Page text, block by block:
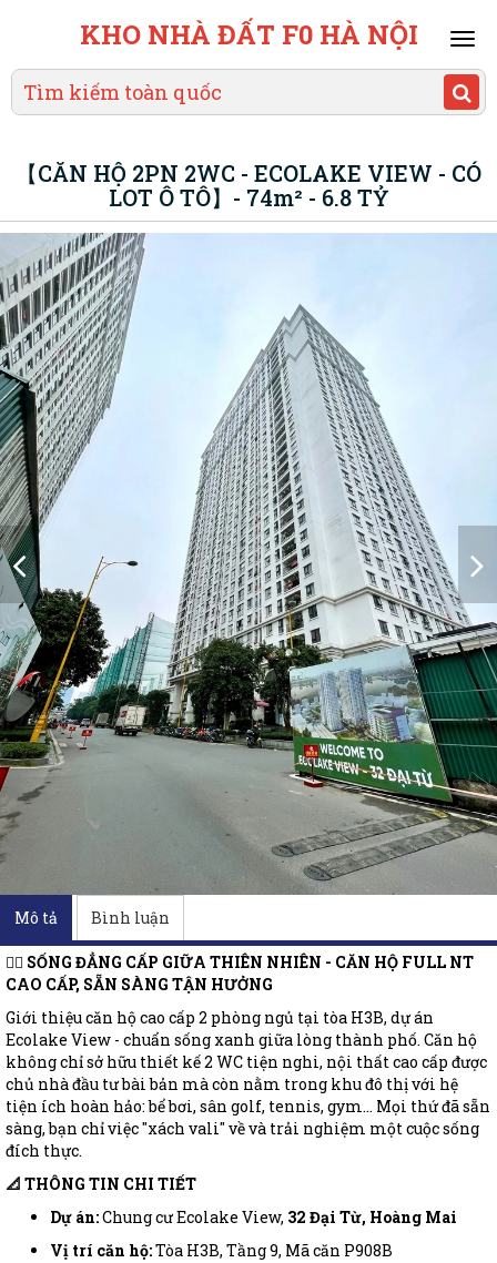
KHO NHÀ ĐẤT F0 HÀ NỘI
【CĂN HỘ 2PN 2WC - ECOLAKE VIEW - CÓ
LOT Ô TÔ】- 74m² - 6.8 TỶ
Mô tả Bình luận
🏊‍♂️ SỐNG ĐẲNG CẤP GIỮA THIÊN NHIÊN - CĂN HỘ FULL NT
CAO CẤP, SẴN SÀNG TẬN HƯỞNG
Giới thiệu căn hộ cao cấp 2 phòng ngủ tại tòa H3B, dự án
Ecolake View - chuẩn sống xanh giữa lòng thành phố. Căn hộ
không chỉ sở hữu thiết kế 2 WC tiện nghi, nội thất cao cấp được
chủ nhà đầu tư bài bản mà còn nằm trong khu đô thị với hệ
tiện ích hoàn hảo: bể bơi, sân golf, tennis, gym... Mọi thứ đã sẵn
sàng, bạn chỉ việc "xách vali" về và trải nghiệm một cuộc sống
đích thực.
📐 THÔNG TIN CHI TIẾT
Dự án:Chung cư Ecolake View, 32 Đại Từ, Hoàng Mai
Vị trí căn hộ:Tòa H3B, Tầng 9, Mã căn P908B